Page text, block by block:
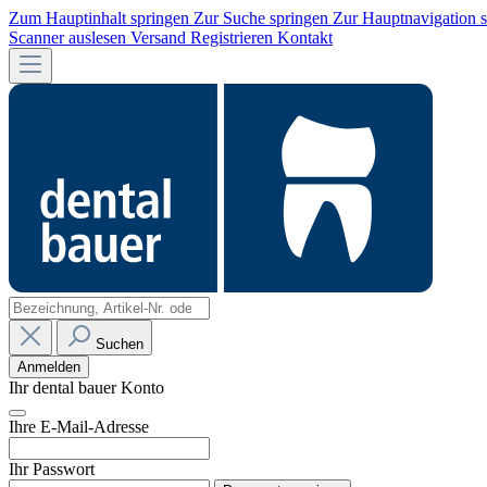
Zum Hauptinhalt springen Zur Suche springen Zur Hauptnavigation
Scanner auslesen Versand Registrieren Kontakt
Suchen
Anmelden
Ihr dental bauer Konto
Ihre E-Mail-Adresse
Ihr Passwort